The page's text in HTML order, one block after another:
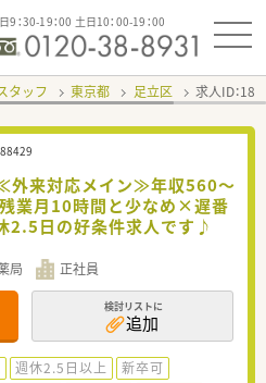
9：30-19：00 土日10：00-19：00
タッフ 東京都 足立区 求人ID：
≪外来対応メイン≫年収560～
業月10時間と少なめ×遅番
2.5日の好条件求人です♪
局 正社員
検討リストに
追加
週休2.5日以上
新卒可